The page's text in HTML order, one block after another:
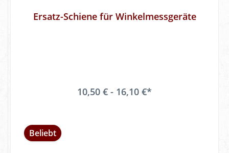
Ersatz-Schiene für Winkelmessgeräte
10,50 € - 16,10 €*
Beliebt